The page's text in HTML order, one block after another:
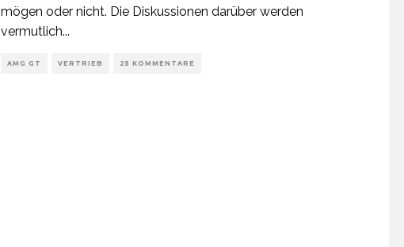
mögen oder nicht. Die Diskussionen darüber werden
vermutlich...
AMG GT VERTRIEB 25 KOMMENTARE